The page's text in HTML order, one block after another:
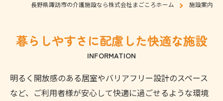
長野県諏訪市の介護施設なら株式会社まごころホーム 施設案内
暮らしやすさに配慮した快適な施設
INFORMATION
明るく開放感のある居室やバリアフリー設計のスペース
など、ご利用者様が安心して快適に過ごせるような環境